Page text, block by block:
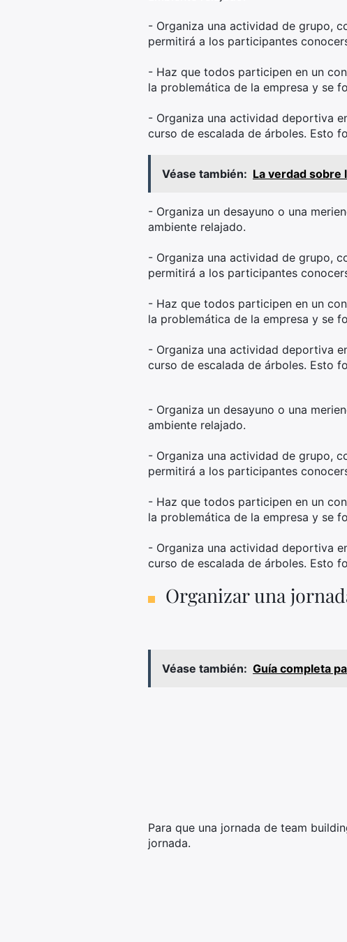
- Organiza una actividad de grupo,
permitirá a los participantes
- Haz que todos participen en un
la problemática de la empresa y se
- Organiza una actividad deportiva
curso de escalada de árboles. Esto
Véase también: La verdad
- Organiza un desayuno o una
ambiente relajado.
- Organiza una actividad de grupo,
permitirá a los participantes
- Haz que todos participen en un
la problemática de la empresa y se
- Organiza una actividad deportiva
curso de escalada de árboles. Esto
- Organiza un desayuno o una
ambiente relajado.
- Organiza una actividad de grupo,
permitirá a los participantes
- Haz que todos participen en un
la problemática de la empresa y se
- Organiza una actividad deportiva
curso de escalada de árboles. Esto
Organizar una
Véase también: Guía completa
Para que una jornada de team
jornada.